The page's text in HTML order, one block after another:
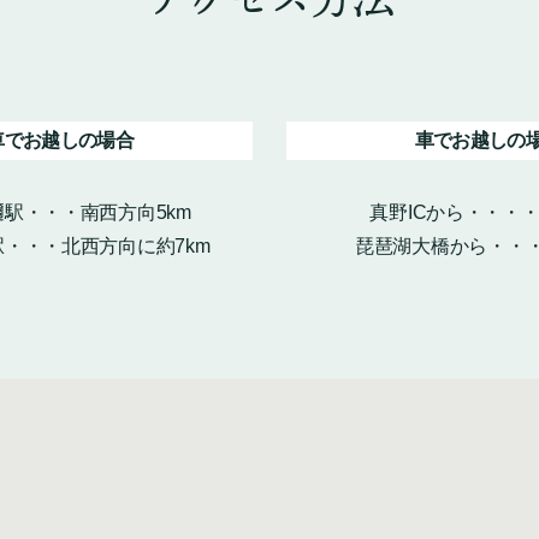
でお越しの場合
・・・南西方向5km
・・北西方向に約7km
車でお越しの
真野ICから・・・
琵琶湖大橋から・・